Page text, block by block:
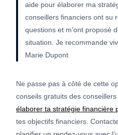
aide pour élaborer ma
conseillers financiers ont su
questions et m’ont proposé
situation. Je recommande
Marie Dupont
Ne passe pas à côté de cette
conseils gratuits des
élaborer ta stratégie financière
tes objectifs financiers.